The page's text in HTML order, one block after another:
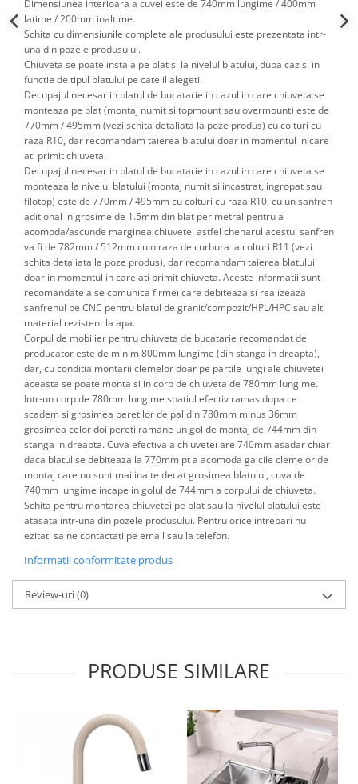
Dimensiunea interioara a cuvei este de 740mm lungime / 400mm
latime / 200mm inaltime.
Schita cu dimensiunile complete ale produsului este prezentata intr-
una din pozele produsului.
Chiuveta se poate instala pe blat si la nivelul blatului, dupa caz si in
functie de tipul blatului pe cate il alegeti.
Decupajul necesar in blatul de bucatarie in cazul in care chiuveta se
monteaza pe blat (montaj numit si topmount sau overmount) este de
770mm / 495mm (vezi schita detaliata la poze produs) cu colturi cu
raza R10, dar recomandam taierea blatului doar in momentul in care
ati primit chiuveta.
Decupajul necesar in blatul de bucatarie in cazul in care chiuveta se
monteaza la nivelul blatului (montaj numit si incastrat, ingropat sau
filotop) este de 770mm / 495mm cu colturi cu raza R10, cu un sanfren
aditional in grosime de 1.5mm din blat perimetral pentru a
acomoda/ascunde marginea chiuvetei astfel chenarul acestui sanfren
va fi de 782mm / 512mm cu o raza de curbura la colturi R11 (vezi
schita detaliata la poze produs), dar recomandam taierea blatului
doar in momentul in care ati primit chiuveta. Aceste informatii sunt
recomandate a se comunica firmei care debiteaza si realizeaza
sanfrenul pe CNC pentru blatul de granit/compozit/HPL/HPC sau alt
material rezistent la apa.
Corpul de mobilier pentru chiuveta de bucatarie recomandat de
producator este de minim 800mm lungime (din stanga in dreapta),
dar, cu conditia montarii clemelor doar pe partile lungi ale chiuvetei
aceasta se poate monta si in corp de chiuveta de 780mm lungime.
Intr-un corp de 780mm lungime spatiul efectiv ramas dupa ce
scadem si grosimea peretilor de pal din 780mm minus 36mm
grosimea celor doi pereti ramane un gol de montaj de 744mm din
stanga in dreapta. Cuva efectiva a chiuvetei are 740mm asadar chiar
daca blatul se debiteaza la 770mm pt a acomoda gaicile clemelor de
montaj care nu sunt mai inalte decat grosimea blatului, cuva de
740mm lungime incape in golul de 744mm a corpului de chiuveta.
Schita pentru montarea chiuvetei pe blat sau la nivelul blatului este
atasata intr-una din pozele produsului. Pentru orice intrebari nu
ezitati sa ne contactati pe email sau la telefon.
Informatii conformitate produs
Review-uri(0)
PRODUSE SIMILARE